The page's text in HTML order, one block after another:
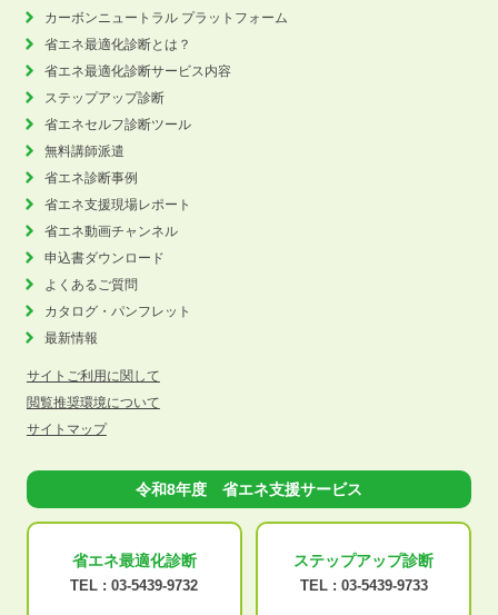
カーボンニュートラル プラットフォーム
省エネ最適化診断とは？
省エネ最適化診断サービス内容
ステップアップ診断
省エネセルフ診断ツール
無料講師派遣
省エネ診断事例
省エネ支援現場レポート
省エネ動画チャンネル
申込書ダウンロード
よくあるご質問
カタログ・パンフレット
最新情報
サイトご利用に関して
閲覧推奨環境について
サイトマップ
令和8年度 省エネ支援サービス
省エネ最適化診断
TEL : 03-5439-9732
ステップアップ診断
TEL : 03-5439-9733